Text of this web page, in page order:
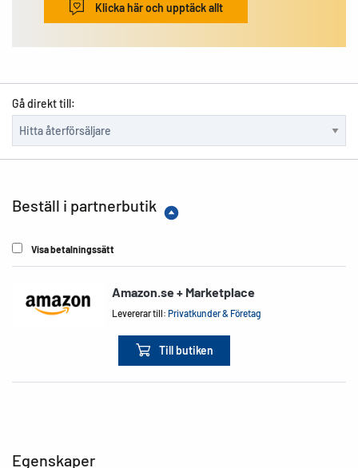
Klicka här och upptäck allt
Gå direkt till:
Beställ i partnerbutik
Visa betalningssätt
Amazon.se + Marketplace
Levererar till:Privatkunder & Företag
Till butiken
Egenskaper